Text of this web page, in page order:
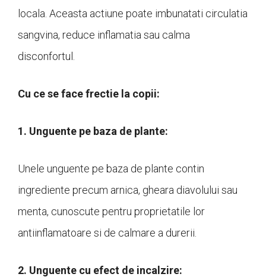
locala. Aceasta actiune poate imbunatati circulatia
sangvina, reduce inflamatia sau calma
disconfortul.
Cu ce se face frectie la copii:
1. Unguente pe baza de plante:
Unele unguente pe baza de plante contin
ingrediente precum arnica, gheara diavolului sau
menta, cunoscute pentru proprietatile lor
antiinflamatoare si de calmare a durerii.
2. Unguente cu efect de incalzire: